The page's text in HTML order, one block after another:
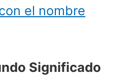
que empiezan por U
de Niño Suecos
el nombre
Significado